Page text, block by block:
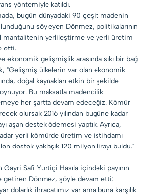
yöntemiyle katıldı.
bugün dünyadaki 90 çeşit madenin
söyleyen Dönmez, politikalarının
mantalitenin yerlileştirme ve yerli üretim
etti.
ekonomik gelişmişlik arasında sıkı bir bağ
"Gelişmiş ülkelerin var olan ekonomik
doğal kaynakları etkin bir şekilde
Bu maksatla madencilik
her şartta devam edeceğiz. Kömür
olursak 2016 yılından bugüne kadar
aşan destek ödemesi yaptık. Ayrıca,
yerli kömürde üretim ve istihdamı
destek yaklaşık 120 milyon lirayı buldu."
Safi Yurtiçi Hasıla içindeki payının
getiren Dönmez, şöyle devam etti:
dolarlık ihracatımız var ama buna karşılık